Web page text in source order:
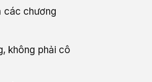
các chương
không phải cô